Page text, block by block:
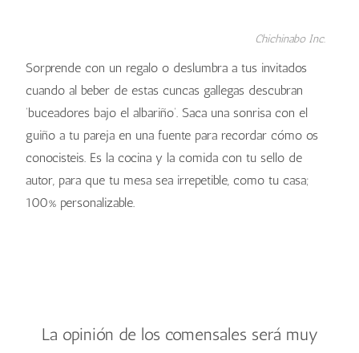
Chichinabo Inc.
Sorprende con un regalo o deslumbra a tus invitados
cuando al beber de estas cuncas gallegas descubran
‘buceadores bajo el albariño’. Saca una sonrisa con el
guiño a tu pareja en una fuente para recordar cómo os
conocisteis. Es la cocina y la comida con tu sello de
autor, para que tu mesa sea irrepetible, como tu casa;
100% personalizable.
La opinión de los comensales será muy